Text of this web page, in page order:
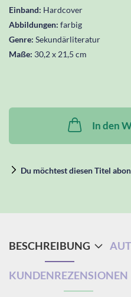
Einband: Hardcover
Abbildungen: farbig
Genre: Sekundärliteratur
Maße: 30,2 x 21,5 cm
In den
Du möchtest diesen Titel
BESCHREIBUNG
KUNDENREZENSIONEN